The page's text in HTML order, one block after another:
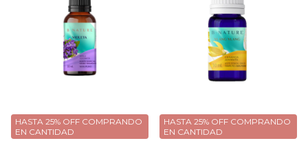
HASTA 25% OFF COMPRANDO
EN CANTIDAD
HASTA 25% OFF COMPRANDO
EN CANTIDAD